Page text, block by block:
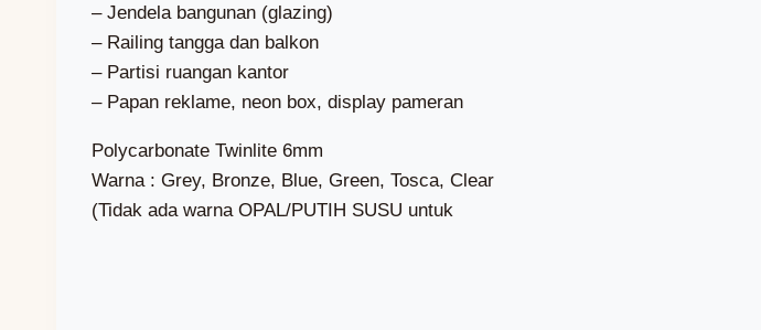
– Jendela bangunan (glazing)
– Railing tangga dan balkon
– Partisi ruangan kantor
– Papan reklame, neon box, display pameran
Polycarbonate Twinlite 6mm
Warna : Grey, Bronze, Blue, Green, Tosca, Clear
(Tidak ada warna OPAL/PUTIH SUSU untuk